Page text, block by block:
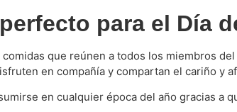
para el Día
que reúnen a todos los miembros
en compañía y compartan el cariño y
en cualquier época del año gracias a